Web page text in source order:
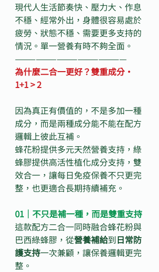
現代人生活節奏快、壓力大、作息
不穩、經常外出，身體很容易處於
疲勞、狀態不穩、需要更多支持的
情況。單一營養有時不夠全面。
————————————————
為什麼二合一更好？雙重成分・
1+1 > 2
因為真正有價值的，不是多加一種
成分，而是兩種成分能不能在配方
邏輯上彼此互補。
蜂花粉提供多元天然營養支持，綠
蜂膠提供高活性植化成分支持，雙
效合一，讓每日免疫保養不只更完
整，也更適合長期持續補充。
01｜不只是補一種，而是雙重支持
這款配方二合一同時融合蜂花粉與
巴西綠蜂膠，從營養補給到日常防
護支持一次兼顧，讓保養邏輯更完
整。